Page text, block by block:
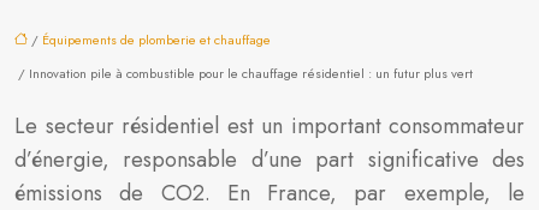
/ Équipements de plomberie et chauffage
/ Innovation pile à combustible pour le chauffage résidentiel : un futur plus vert
Le secteur résidentiel est un important consommateur
d’énergie, responsable d’une part significative des
émissions de CO2. En France, par exemple, le